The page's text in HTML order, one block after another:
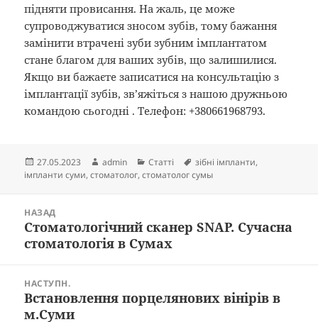
підняти провисання. На жаль, це може
супроводжуватися зносом зубів, тому бажання
замінити втрачені зуби зубним імплантатом
стане благом для ваших зубів, що залишилися.
Якщо ви бажаєте записатися на консультацію з
імплантації зубів,зв’яжіться з нашою дружньою
командою сьогодні . Телефон: +380661968793.
Опубліковано
27.05.2023 Автор
admin Категорії
Статті Позначки
зібні імпланти,
імпланти суми,стоматолог,стоматолог сумы
записівНАЗАД
Попередній
запис:
Стоматологічний сканер SNAP. Сучасна
стоматологія в Сумах
НАСТУПН.
Наступний
запис:
Встановлення порцелянових вінірів в
м.Суми